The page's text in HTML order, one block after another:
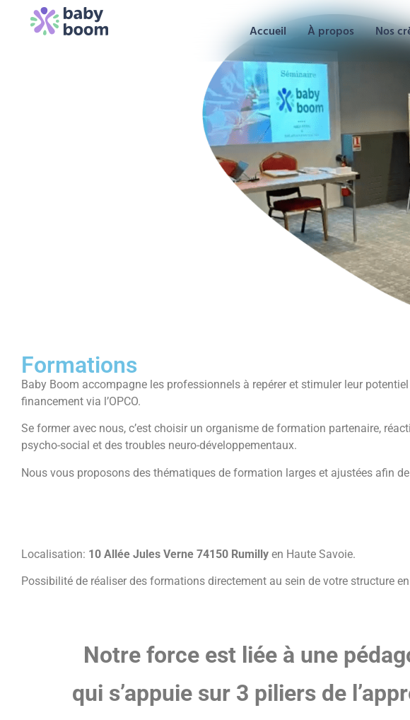
Accueil À propos Nos
Formations
Baby Boom accompagne les professionnels à repérer et stimuler leur
financement via l’OPCO.
Se former avec nous, c’est choisir un organisme de formation partenaire,
psycho-social et des troubles neuro-développementaux.
Nous vous proposons des thématiques de formation larges et ajustées afin
Localisation: 10 Allée Jules Verne 74150 Rumilly en Haute Savoie.
Possibilité de réaliser des formations directement au sein de votre structure
Notre force est liée à une
qui s’appuie sur 3 piliers de